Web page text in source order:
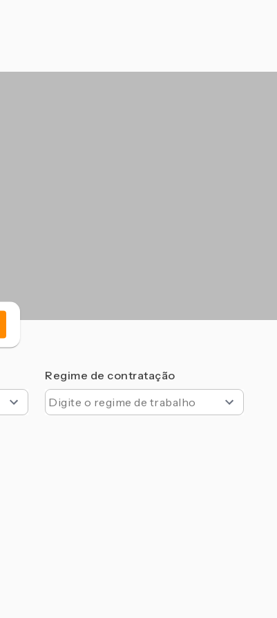
Regime de contratação